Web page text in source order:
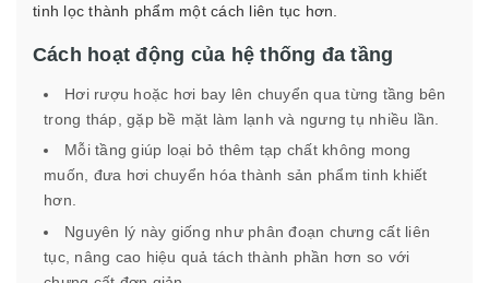
tinh lọc thành phẩm một cách liên tục hơn.
Cách hoạt động của hệ thống đa tầng
Hơi rượu hoặc hơi bay lên chuyển qua từng tầng bên
trong tháp, gặp bề mặt làm lạnh và ngưng tụ nhiều lần.
Mỗi tầng giúp loại bỏ thêm tạp chất không mong
muốn, đưa hơi chuyển hóa thành sản phẩm tinh khiết
hơn.
Nguyên lý này giống như phân đoạn chưng cất liên
tục, nâng cao hiệu quả tách thành phần hơn so với